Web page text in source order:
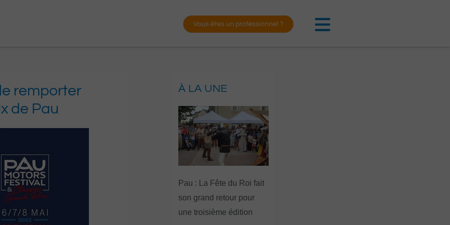
Vous êtes un professionnel ?
remporter
de Pau
À LA UNE
Pau : La Fête du Roi fait
son grand retour pour
une troisième édition